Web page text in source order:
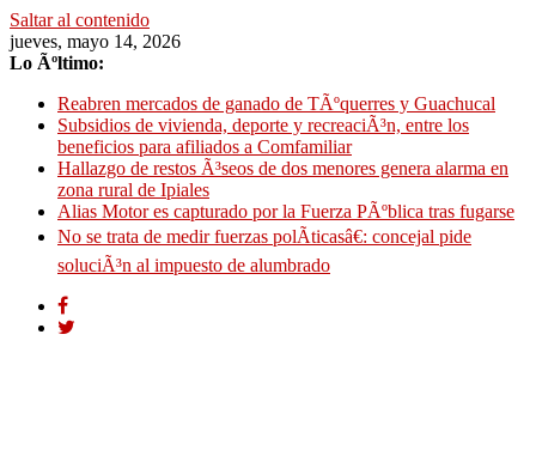
Saltar al contenido
jueves, mayo 14, 2026
Lo Ãºltimo:
Reabren mercados de ganado de TÃºquerres y Guachucal
Subsidios de vivienda, deporte y recreaciÃ³n, entre los
beneficios para afiliados a Comfamiliar
Hallazgo de restos Ã³seos de dos menores genera alarma en
zona rural de Ipiales
Alias Motor es capturado por la Fuerza PÃºblica tras fugarse
No se trata de medir fuerzas polÃ­ticasâ€: concejal pide
soluciÃ³n al impuesto de alumbrado